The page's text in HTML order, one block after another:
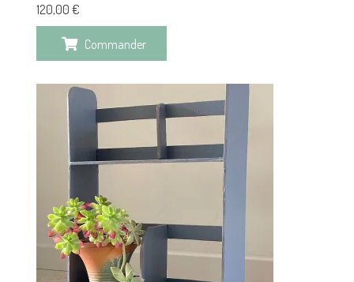
120,00 €
Commander